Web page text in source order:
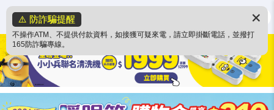
⚠️ 防詐騙提醒
不操作ATM、不提供付款資料，如接獲可疑來電，請立即掛斷電話，並撥打
165防詐騙專線。
✕